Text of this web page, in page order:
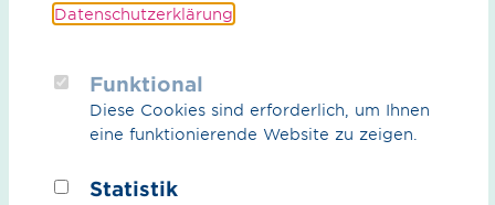
Datenschutzerklärung
Funktional
Diese Cookies sind erforderlich, um Ihnen
eine funktionierende Website zu zeigen.
Statistik